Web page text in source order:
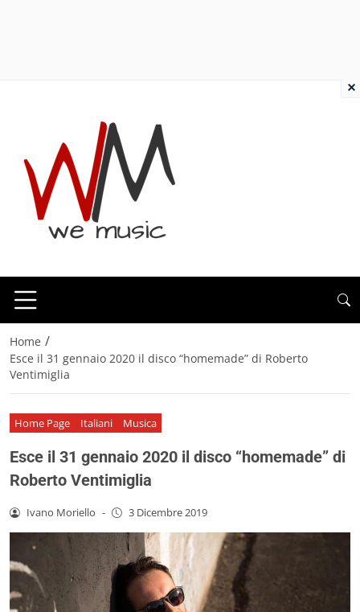
Home /
Esce il 31 gennaio 2020 il disco “homemade” di Roberto
Ventimiglia
Home Page Italiani Musica
Esce il 31 gennaio 2020 il disco “homemade” di
Roberto Ventimiglia
Ivano Moriello - 3 Dicembre 2019
×